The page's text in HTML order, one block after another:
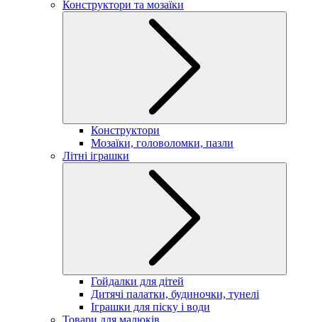
Конструктори та мозаїки
Конструктори
Мозаїки, головоломки, пазли
Літні іграшки
Гойдалки для дітей
Дитячі палатки, будиночки, тунелі
Іграшки для піску і води
Товари для малюків